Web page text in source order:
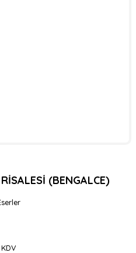
(BENGALCE)